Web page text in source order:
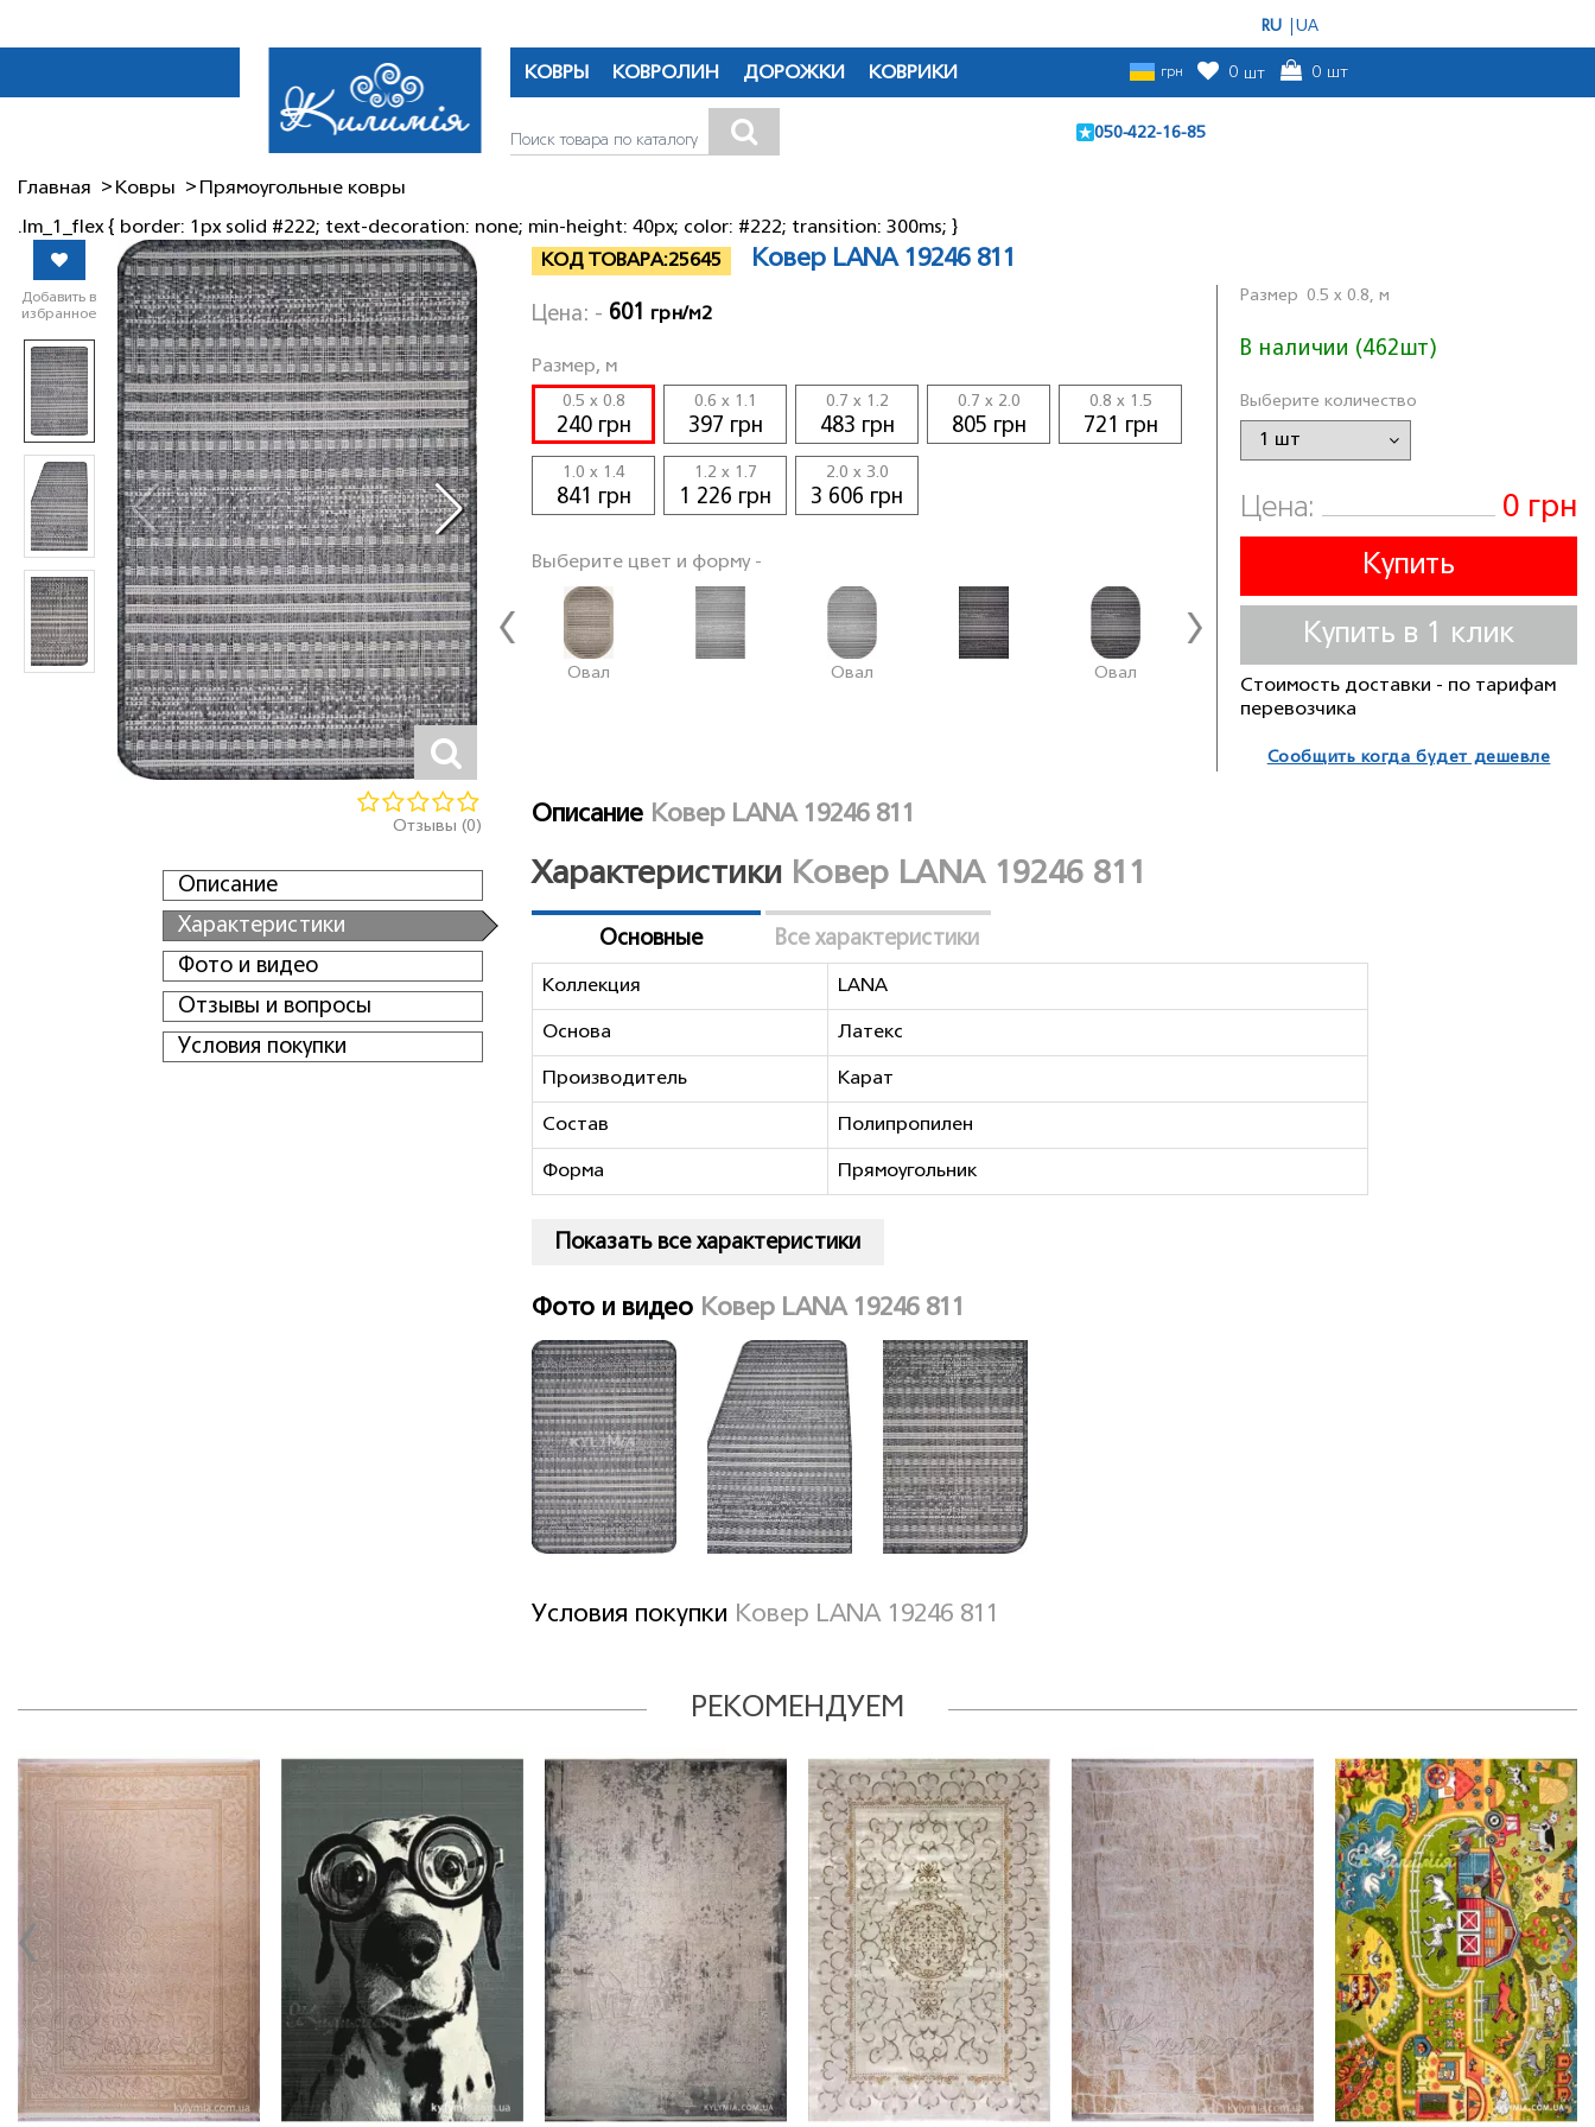
RU UA
КОВРЫ КОВРОЛИН ДОРОЖКИ КОВРИКИ грн 0 шт 0 шт
050-422-16-85
Главная Ковры Прямоугольные ковры
Якою мовою бажаєте продовжити перегляд сайту?
.lm_1_flex { border: 1px solid #222; text-decoration: none; min-height: 40px; color: #222; transition: 300ms; }
Добавить в
избранное
Отзывы (0)
Описание
Характеристики
Фото и видео
Отзывы и вопросы
Условия покупки
КОД ТОВАРА:25645 Ковер LANA 19246 811
Цена: - 601 грн/м2
Размер, м
0.5 x 0.8
240 грн
0.6 x 1.1
397 грн
0.7 x 1.2
483 грн
0.7 x 2.0
805 грн
0.8 x 1.5
721 грн
1.0 x 1.4
841 грн
1.2 x 1.7
1 226 грн
2.0 x 3.0
3 606 грн
Выберите цвет и форму -
Овал Овал Овал
Размер 0.5 x 0.8, м
В наличии (462шт)
Выберите количество
Цена: 0 грн
Купить
Купить в 1 клик
Стоимость доставки - по тарифам
перевозчика
Сообщить когда будет дешевле
Описание Ковер LANA 19246 811
Характеристики Ковер LANA 19246 811
Основные Все характеристики
Коллекция LANA
Основа Латекс
Производитель Карат
Состав Полипропилен
Форма Прямоугольник
Показать все характеристики
Фото и видео Ковер LANA 19246 811
Условия покупки Ковер LANA 19246 811
РЕКОМЕНДУЕМ